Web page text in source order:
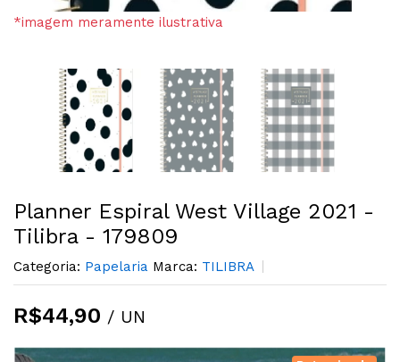
*imagem meramente ilustrativa
Planner Espiral West Village 2021 -
Tilibra - 179809
Categoria: Papelaria Marca: TILIBRA
R$44,90 / UN